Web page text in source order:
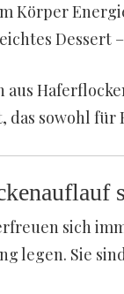
Körper
Dessert
aus
das sowohl
sich
legen. Sie